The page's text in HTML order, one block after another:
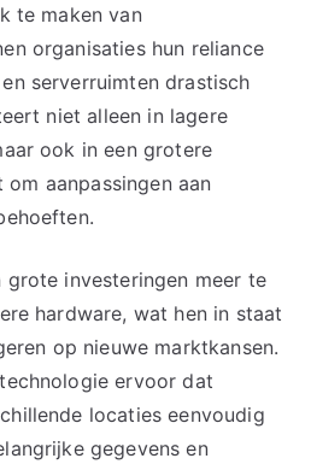
te maken van
organisaties hun reliance
serverruimten drastisch
niet alleen in lagere
ook in een grotere
aanpassingen aan
grote investeringen meer te
hardware, wat hen in staat
op nieuwe marktkansen.
ervoor dat
locaties eenvoudig
gegevens en